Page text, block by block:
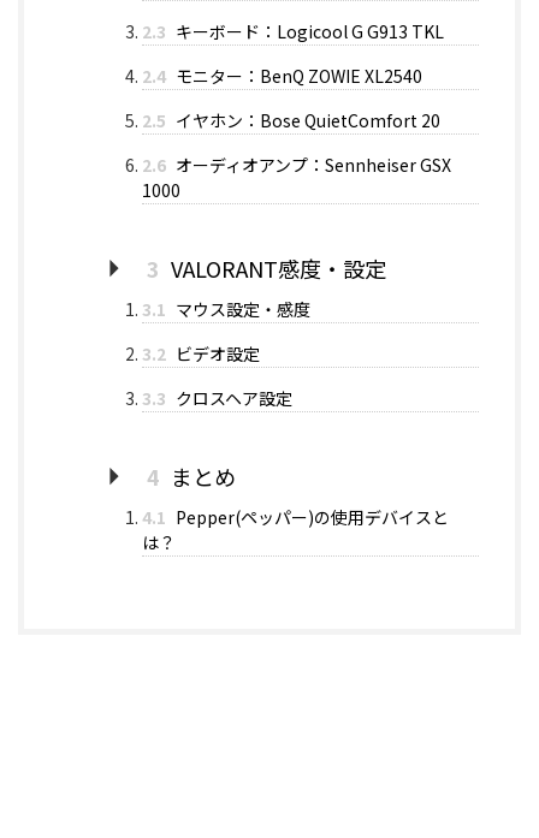
2.3 キーボード：Logicool G G913 TKL
2.4 モニター：BenQ ZOWIE XL2540
2.5 イヤホン：Bose QuietComfort 20
2.6 オーディオアンプ：Sennheiser GSX
1000
3 VALORANT感度・設定
3.1 マウス設定・感度
3.2 ビデオ設定
3.3 クロスヘア設定
4 まとめ
4.1 Pepper(ペッパー)の使用デバイスと
は？